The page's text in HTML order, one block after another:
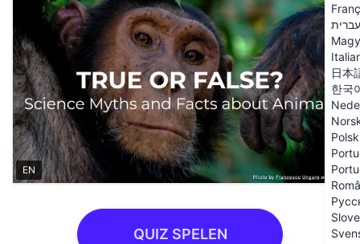
עברית
日本
한국
EN
QUIZ SPELEN